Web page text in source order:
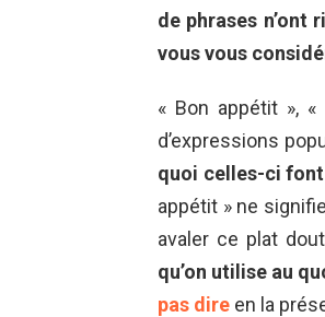
de phrases n’ont
vous vous
« Bon appétit »,
d’expressions
quoi celles-ci
appétit » ne
avaler ce plat
qu’on utilise au
pas dire en la